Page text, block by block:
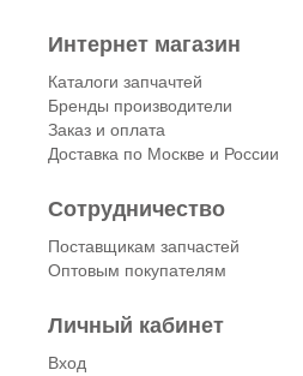
Интернет магазин
Каталоги запчачтей
Бренды производители
Заказ и оплата
Доставка по Москве и России
Сотрудничество
Поставщикам запчастей
Оптовым покупателям
Личный кабинет
Вход